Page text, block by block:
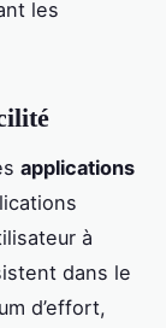
les
applications
à
dans le
d’effort,